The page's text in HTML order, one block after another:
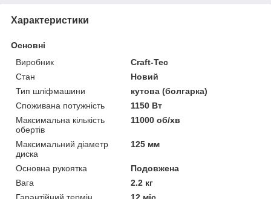
Характеристики
Основні
Виробник
Craft-Tec
Стан
Новий
Тип шліфмашини
кутова (болгарка)
Споживана потужність
1150 Вт
Максимальна кількість
обертів
11000 об/хв
Максимальний діаметр
диска
125 мм
Основна рукоятка
Подовжена
Вага
2.2 кг
Гарантійний термін
12 міс